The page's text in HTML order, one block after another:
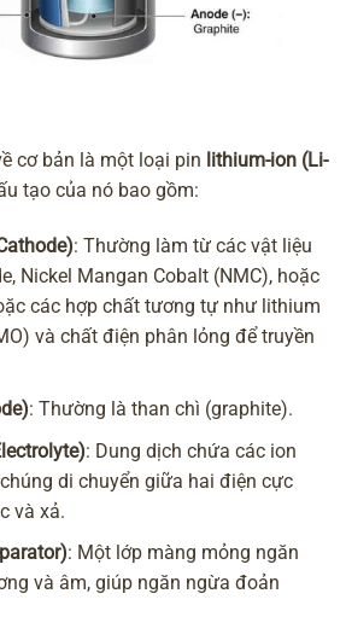
cơ bản là một loại pin lithium-ion (Li-
tạo của nó bao gồm:
: Thường làm từ các vật liệu
Nickel Mangan Cobalt (NMC), hoặc
các hợp chất tương tự như lithium
và chất điện phân lỏng để truyền
: Thường là than chì (graphite).
: Dung dịch chứa các ion
di chuyển giữa hai điện cực
và xả.
: Một lớp màng mỏng ngăn
và âm, giúp ngăn ngừa đoản